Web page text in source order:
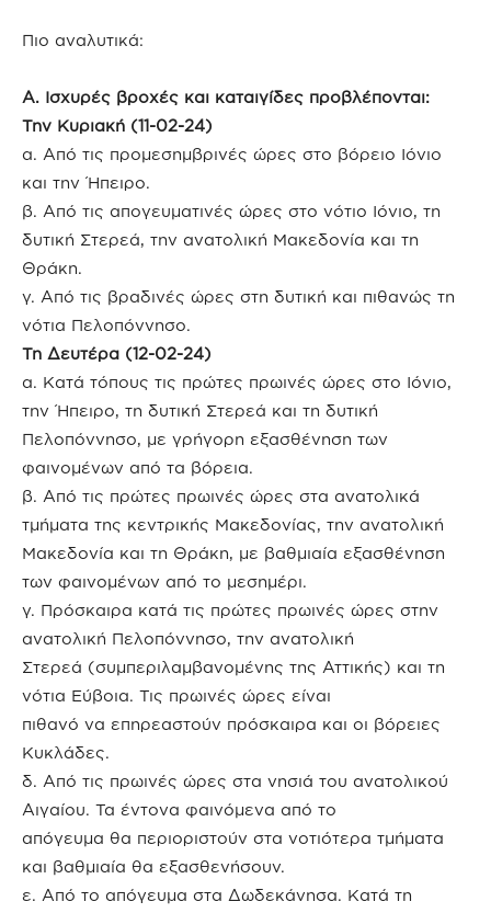
Πιο αναλυτικά:
Α. Ισχυρές βροχές και καταιγίδες προβλέπονται:
Την Κυριακή (11-02-24)
α. Από τις προμεσημβρινές ώρες στο βόρειο Ιόνιο
και την Ήπειρο.
β. Από τις απογευματινές ώρες στο νότιο Ιόνιο, τη
δυτική Στερεά, την ανατολική Μακεδονία και τη
Θράκη.
γ. Από τις βραδινές ώρες στη δυτική και πιθανώς τη
νότια Πελοπόννησο.
Τη Δευτέρα (12-02-24)
α. Κατά τόπους τις πρώτες πρωινές ώρες στο Ιόνιο,
την Ήπειρο, τη δυτική Στερεά και τη δυτική
Πελοπόννησο, με γρήγορη εξασθένηση των
φαινομένων από τα βόρεια.
β. Από τις πρώτες πρωινές ώρες στα ανατολικά
τμήματα της κεντρικής Μακεδονίας, την ανατολική
Μακεδονία και τη Θράκη, με βαθμιαία εξασθένηση
των φαινομένων από το μεσημέρι.
γ. Πρόσκαιρα κατά τις πρώτες πρωινές ώρες στην
ανατολική Πελοπόννησο, την ανατολική
Στερεά (συμπεριλαμβανομένης της Αττικής) και τη
νότια Εύβοια. Τις πρωινές ώρες είναι
πιθανό να επηρεαστούν πρόσκαιρα και οι βόρειες
Κυκλάδες.
δ. Από τις πρωινές ώρες στα νησιά του ανατολικού
Αιγαίου. Τα έντονα φαινόμενα από το
απόγευμα θα περιοριστούν στα νοτιότερα τμήματα
και βαθμιαία θα εξασθενήσουν.
ε. Από το απόγευμα στα Δωδεκάνησα. Κατά τη